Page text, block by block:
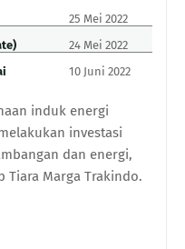
25 Mei 2022
24 Mei 2022
10 Juni 2022
induk energi
investasi
dan energi,
Tiara Marga Trakindo.